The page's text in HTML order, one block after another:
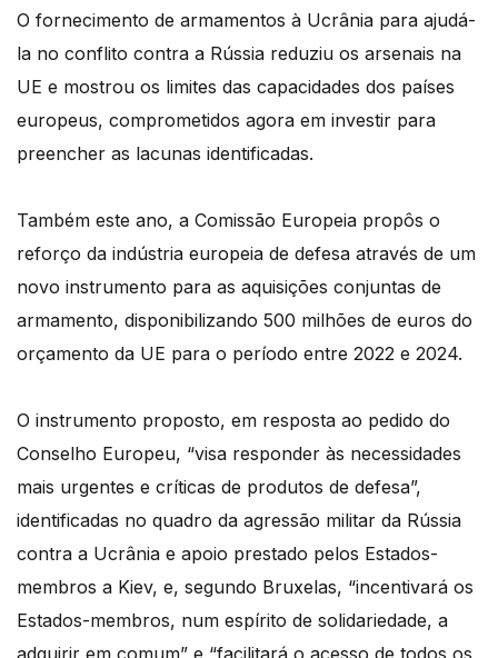
O fornecimento de armamentos à Ucrânia para ajudá-
la no conflito contra a Rússia reduziu os arsenais na
UE e mostrou os limites das capacidades dos países
europeus, comprometidos agora em investir para
preencher as lacunas identificadas.
Também este ano, a Comissão Europeia propôs o
reforço da indústria europeia de defesa através de um
novo instrumento para as aquisições conjuntas de
armamento, disponibilizando 500 milhões de euros do
orçamento da UE para o período entre 2022 e 2024.
O instrumento proposto, em resposta ao pedido do
Conselho Europeu, “visa responder às necessidades
mais urgentes e críticas de produtos de defesa”,
identificadas no quadro da agressão militar da Rússia
contra a Ucrânia e apoio prestado pelos Estados-
membros a Kiev, e, segundo Bruxelas, “incentivará os
Estados-membros, num espírito de solidariedade, a